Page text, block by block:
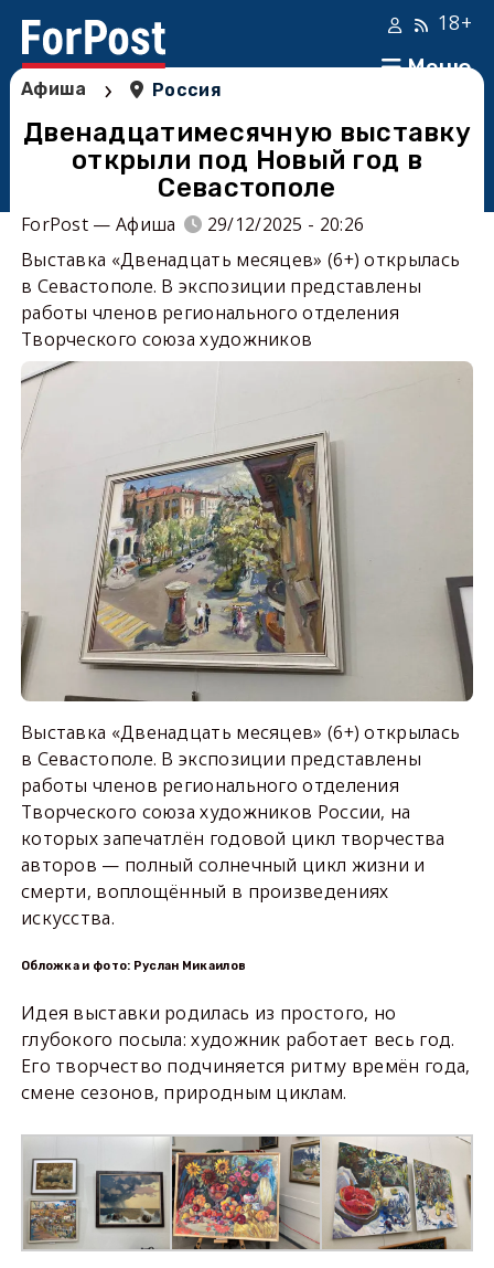
Меню
18+
Афиша › Россия
Двенадцатимесячную выставку
открыли под Новый год в
Севастополе
ForPost — Афиша
29/12/2025 - 20:26
Выставка «Двенадцать месяцев» (6+) открылась
в Севастополе. В экспозиции представлены
работы членов регионального отделения
Творческого союза художников
Выставка «Двенадцать месяцев» (6+) открылась
в Севастополе. В экспозиции представлены
работы членов регионального отделения
Творческого союза художников России, на
которых запечатлён годовой цикл творчества
авторов — полный солнечный цикл жизни и
смерти, воплощённый в произведениях
искусства.
Обложка и фото: Руслан Микаилов
Идея выставки родилась из простого, но
глубокого посыла: художник работает весь год.
Его творчество подчиняется ритму времён года,
смене сезонов, природным циклам.